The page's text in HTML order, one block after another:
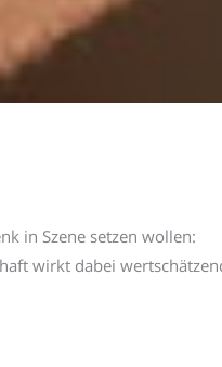
in Szene setzen wollen:
wirkt dabei